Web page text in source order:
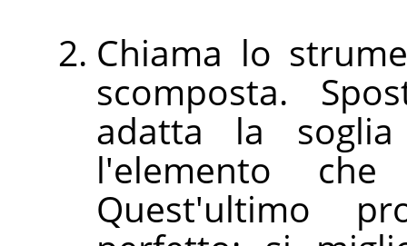
Chiama lo
scomposta.
adatta la
l'elemento
Quest'ultimo